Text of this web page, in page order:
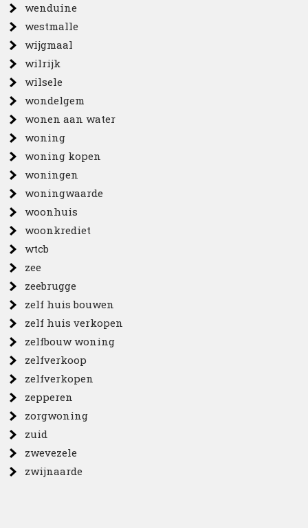
wenduine
westmalle
wijgmaal
wilrijk
wilsele
wondelgem
wonen aan water
woning
woning kopen
woningen
woningwaarde
woonhuis
woonkrediet
wtcb
zee
zeebrugge
zelf huis bouwen
zelf huis verkopen
zelfbouw woning
zelfverkoop
zelfverkopen
zepperen
zorgwoning
zuid
zwevezele
zwijnaarde